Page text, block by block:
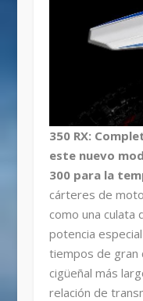
350 RX:
este nuevo
300 para la
cárteres de
como una culata
potencia
tiempos de gran
cigüeñal más
relación de